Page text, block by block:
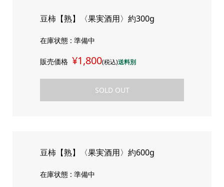
豆柿【熟】〈果実酒用〉約300g
在庫状態 : 準備中
販売価格 ¥1,800(税込)送料別
SOLD OUT
豆柿【熟】〈果実酒用〉約600g
在庫状態 : 準備中